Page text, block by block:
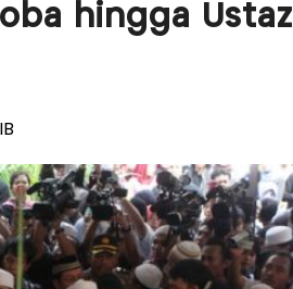
hingga Ustaz